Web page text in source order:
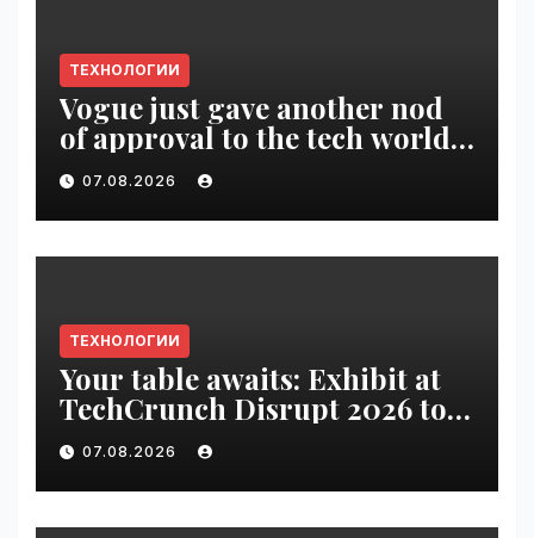
ТЕХНОЛОГИИ
Vogue just gave another nod
of approval to the tech world |
VseTime.ru
07.08.2026
ТЕХНОЛОГИИ
Your table awaits: Exhibit at
TechCrunch Disrupt 2026 to
be seen by thousands |
VseTime.ru
07.08.2026